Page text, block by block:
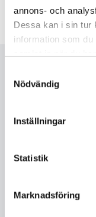
annons- och
Dessa kan i sin tur
information som
Nödvändig
Inställningar
Statistik
Marknadsföring